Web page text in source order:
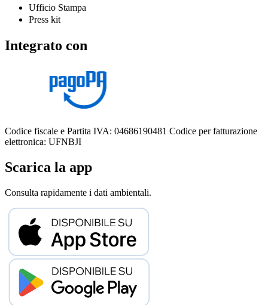
Ufficio Stampa
Press kit
Integrato con
Codice fiscale e Partita IVA: 04686190481 Codice per fatturazione
elettronica: UFNBJI
Scarica la app
Consulta rapidamente i dati ambientali.